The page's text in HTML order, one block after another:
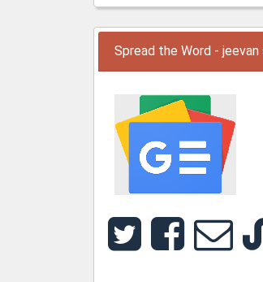
Spread the Word - jeevan